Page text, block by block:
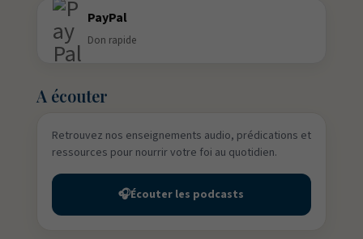
PayPal
Don rapide
A écouter
Retrouvez nos enseignements audio, prédications et
ressources pour nourrir votre foi au quotidien.
🎧Écouter les podcasts